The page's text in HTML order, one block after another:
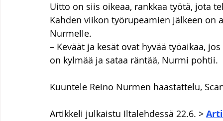
Uitto on siis oikeaa, rankkaa työtä, jota
Kahden viikon työrupeamien jälkeen on
Nurmelle.
– Keväät ja kesät ovat hyvää työaikaa,
on kylmää ja sataa räntää, Nurmi pohtii.
Kuuntele Reino Nurmen haastattelu,
Artikkeli julkaistu Iltalehdessä 22.6. >